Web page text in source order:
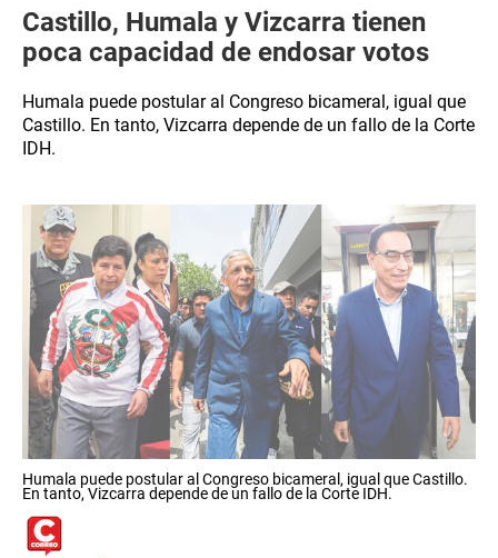
Castillo, Humala y Vizcarra tienen
poca capacidad de endosar votos
Humala puede postular al Congreso bicameral, igual que
Castillo. En tanto, Vizcarra depende de un fallo de la Corte
IDH.
Humala puede postular al Congreso bicameral, igual que Castillo.
En tanto, Vizcarra depende de un fallo de la Corte IDH.